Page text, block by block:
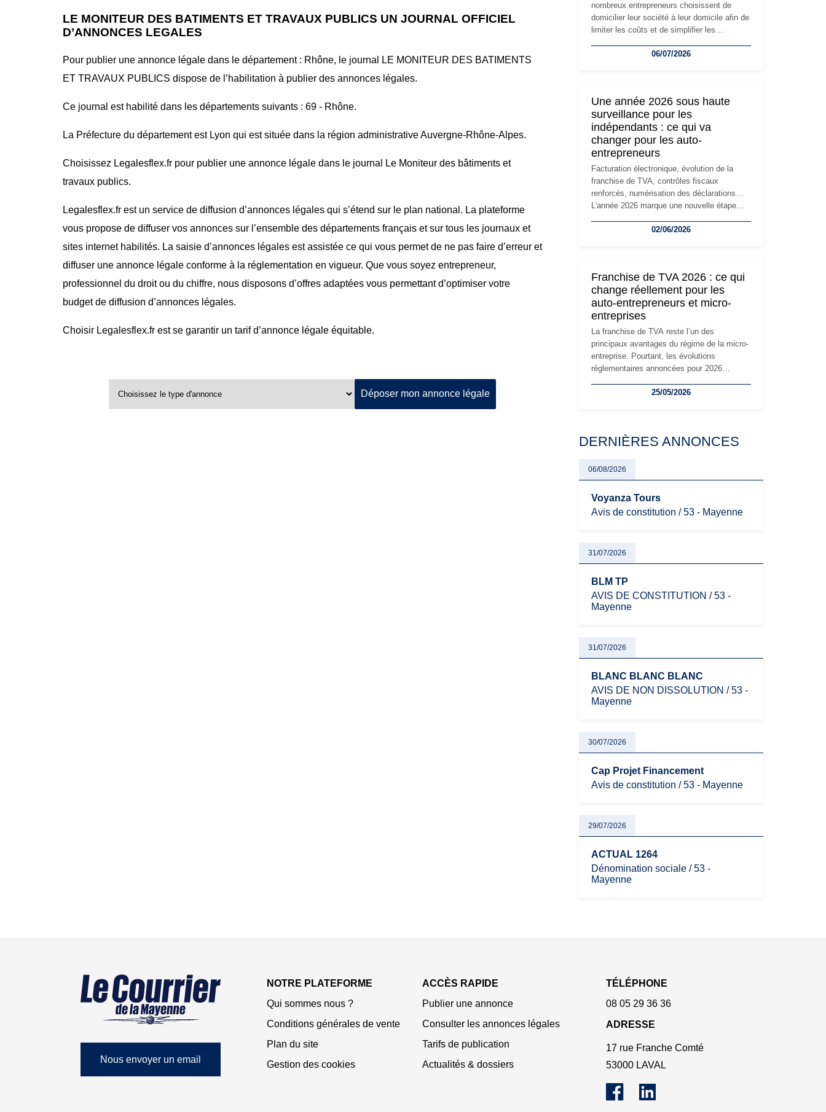
LE MONITEUR DES BATIMENTS ET TRAVAUX PUBLICS UN JOURNAL OFFICIEL
D’ANNONCES LEGALES
Pour publier une annonce légale dans le département : Rhône, le journal LE MONITEUR DES BATIMENTS
ET TRAVAUX PUBLICS dispose de l’habilitation à publier des annonces légales.
Ce journal est habilité dans les départements suivants : 69 - Rhône.
La Préfecture du département est Lyon qui est située dans la région administrative Auvergne-Rhône-Alpes.
Choisissez Legalesflex.fr pour publier une annonce légale dans le journal Le Moniteur des bâtiments et
travaux publics.
Legalesflex.fr est un service de diffusion d’annonces légales qui s’étend sur le plan national. La plateforme
vous propose de diffuser vos annonces sur l’ensemble des départements français et sur tous les journaux et
sites internet habilités. La saisie d’annonces légales est assistée ce qui vous permet de ne pas faire d’erreur et
diffuser une annonce légale conforme à la réglementation en vigueur. Que vous soyez entrepreneur,
professionnel du droit ou du chiffre, nous disposons d’offres adaptées vous permettant d’optimiser votre
budget de diffusion d’annonces légales.
Choisir Legalesflex.fr est se garantir un tarif d’annonce légale équitable.
Déposer mon annonce légale
nombreux entrepreneurs choisissent de
domicilier leur société à leur domicile afin de
limiter les coûts et de simplifier les
l'activité, cette solution peut rapidement
siège social répond souvent à une nouvelle
étape de la vie de l'entreprise et implique
plusieurs formalités obligatoires.
06/07/2026
Une année 2026 sous haute
surveillance pour les
indépendants : ce qui va
changer pour les auto-
entrepreneurs
Facturation électronique, évolution de la
franchise de TVA, contrôles fiscaux
renforcés, numérisation des déclarations…
L'année 2026 marque une nouvelle étape
travailleurs indépendants. Si le régime de la
réglementaire plus exigeant. Décryptage des
principaux changements et des précautions
à prendre pour éviter les mauvaises
surprises.
02/06/2026
Franchise de TVA 2026 : ce qui
change réellement pour les
auto-entrepreneurs et micro-
entreprises
La franchise de TVA reste l’un des
principaux avantages du régime de la micro-
entreprise. Pourtant, les évolutions
réglementaires annoncées pour 2026
les auto-entrepreneurs, artisans et
évoluent dans un contexte de contrôle
oblige les indépendants à rester
particulièrement vigilants.
25/05/2026
DERNIÈRES ANNONCES
06/08/2026
Voyanza Tours
Avis de constitution / 53 - Mayenne
31/07/2026
BLM TP
AVIS DE CONSTITUTION / 53 -
Mayenne
31/07/2026
BLANC BLANC BLANC
AVIS DE NON DISSOLUTION / 53 -
Mayenne
30/07/2026
Cap Projet Financement
Avis de constitution / 53 - Mayenne
29/07/2026
ACTUAL 1264
Dénomination sociale / 53 -
Mayenne
Nous envoyer un email
NOTRE PLATEFORME
Qui sommes nous ?
Conditions générales de vente
Plan du site
Gestion des cookies
ACCÈS RAPIDE
Publier une annonce
Consulter les annonces légales
Tarifs de publication
Actualités & dossiers
TÉLÉPHONE
08 05 29 36 36
ADRESSE
17 rue Franche Comté
53000 LAVAL